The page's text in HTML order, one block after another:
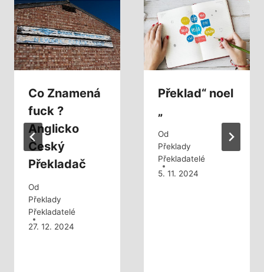
Co Znamená
fuck ?
Anglicko
Český
Překladač
Od
Překlady
Překladatelé
27. 12. 2024
Překlad“ noel
„
Od
Překlady
Překladatelé
5. 11. 2024